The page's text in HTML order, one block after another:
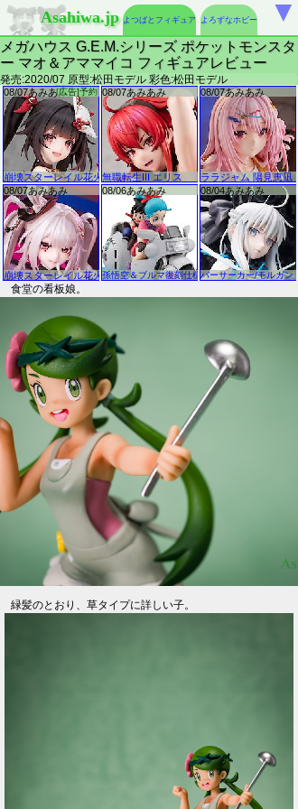
Asahiwa.jp よつばとフィギュア よろずなホビー
メガハウス G.E.M.シリーズ ポケットモンスタ
ー マオ＆アママイコ フィギュアレビュー
発売:2020/07 原型:松田モデル 彩色:松田モデル
食堂の看板娘。
緑髪のとおり、草タイプに詳しい子。
▼